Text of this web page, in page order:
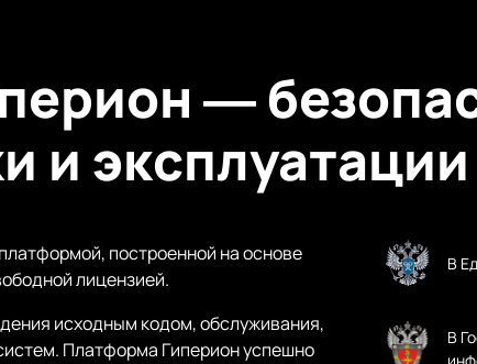
—
и
построенной на основе
лицензией.
исходным кодом, обслуживания,
Платформа Гиперион успешно
В
В